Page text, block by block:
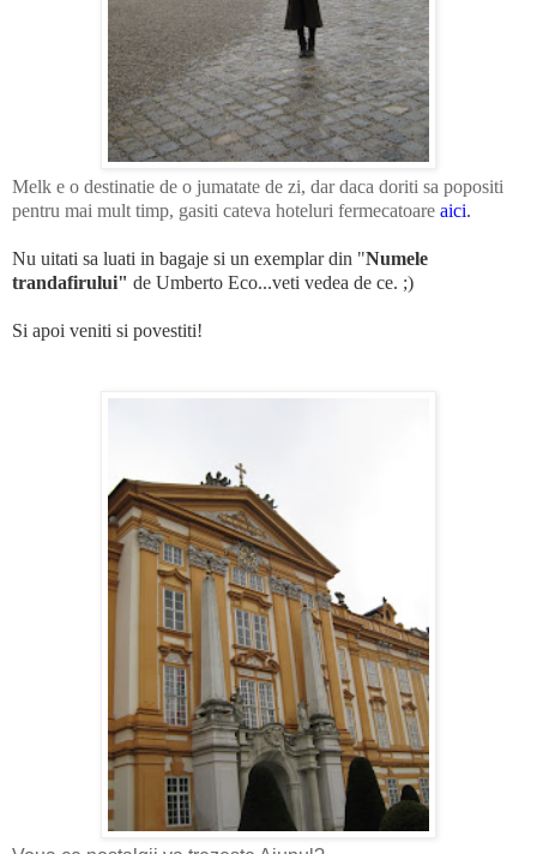
Melk e o destinatie de o jumatate de zi, dar daca doriti sa popositi
pentru mai mult timp, gasiti cateva hoteluri fermecatoare aici.
Nu uitati sa luati in bagaje si un exemplar din "Numele
trandafirului" de Umberto Eco...veti vedea de ce. ;)
Si apoi veniti si povestiti!